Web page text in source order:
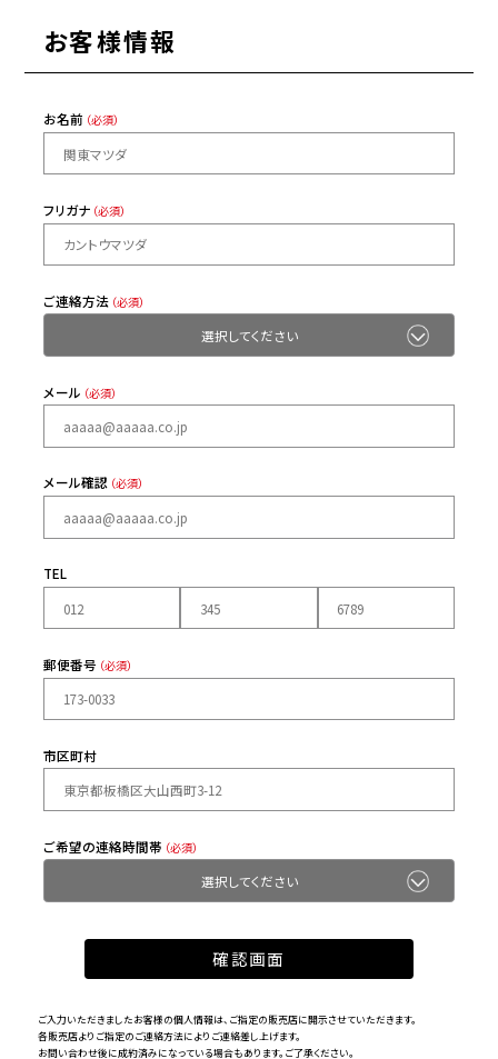
お客様情報
お名前 （必須）
フリガナ （必須）
ご連絡方法 （必須）
メール （必須）
メール確認 （必須）
TEL
郵便番号 （必須）
市区町村
ご希望の連絡時間帯 （必須）
ご入力いただきましたお客様の個人情報は、ご指定の販売店に開示させていただきます。
各販売店よりご指定のご連絡方法によりご連絡差し上げます。
お問い合わせ後に成約済みになっている場合もあります。ご了承ください。